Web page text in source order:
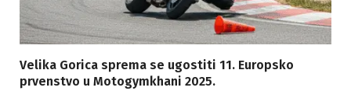
Velika Gorica sprema se ugostiti 11. Europsko
prvenstvo u Motogymkhani 2025.